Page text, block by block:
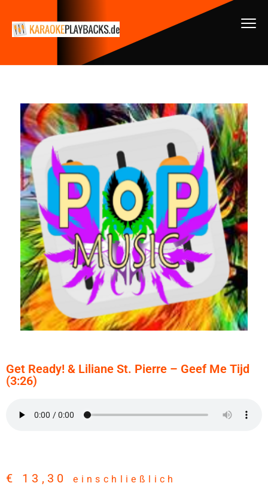
Get Ready! & Liliane St. Pierre – Geef Me Tijd
(3:26)
€ 13,30
einschließlich